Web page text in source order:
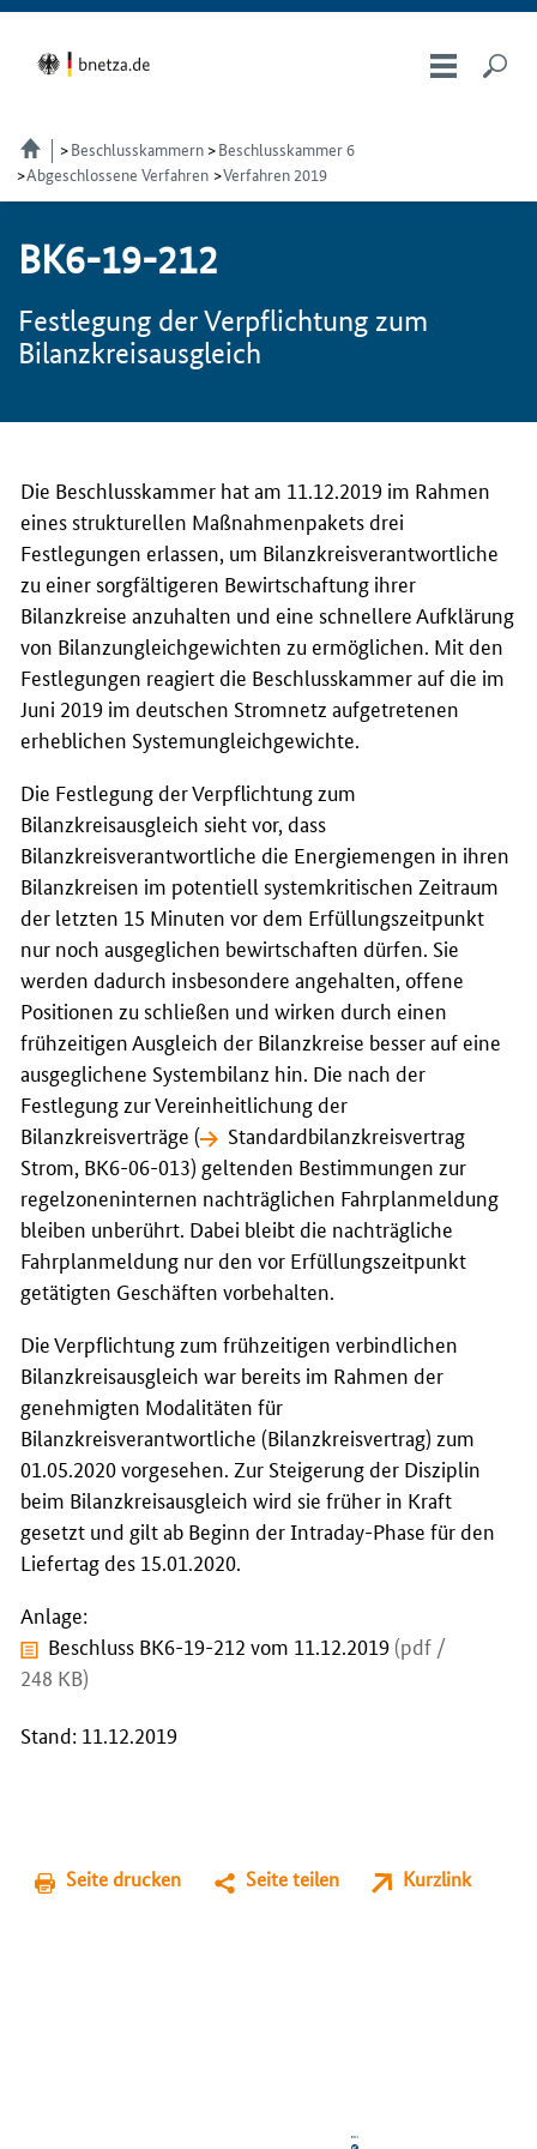
Beschlusskammern
Beschlusskammer 6
Abgeschlossene Verfahren Verfahren 2019
BK6-19-212
Festlegung der Verpflichtung zum
Bilanzkreisausgleich
Die Beschlusskammer hat am 11.12.2019 im Rahmen
eines strukturellen Maßnahmenpakets drei
Festlegungen erlassen, um Bilanzkreisverantwortliche
zu einer sorgfältigeren Bewirtschaftung ihrer
Bilanzkreise anzuhalten und eine schnellere Aufklärung
von Bilanzungleichgewichten zu ermöglichen. Mit den
Festlegungen reagiert die Beschlusskammer auf die im
Juni 2019 im deutschen Stromnetz aufgetretenen
erheblichen Systemungleichgewichte.
Die Festlegung der Verpflichtung zum
Bilanzkreisausgleich sieht vor, dass
Bilanzkreisverantwortliche die Energiemengen in ihren
Bilanzkreisen im potentiell systemkritischen Zeitraum
der letzten 15 Minuten vor dem Erfüllungszeitpunkt
nur noch ausgeglichen bewirtschaften dürfen. Sie
werden dadurch insbesondere angehalten, offene
Positionen zu schließen und wirken durch einen
frühzeitigen Ausgleich der Bilanzkreise besser auf eine
ausgeglichene Systembilanz hin. Die nach der
Festlegung zur Vereinheitlichung der
Bilanzkreisverträge (
Standardbilanzkreisvertrag
Strom, BK6-06-013) geltenden Bestimmungen zur
regelzoneninternen nachträglichen Fahrplanmeldung
bleiben unberührt. Dabei bleibt die nachträgliche
Fahrplanmeldung nur den vor Erfüllungszeitpunkt
getätigten Geschäften vorbehalten.
Die Verpflichtung zum frühzeitigen verbindlichen
Bilanzkreisausgleich war bereits im Rahmen der
genehmigten Modalitäten für
Bilanzkreisverantwortliche (Bilanzkreisvertrag) zum
01.05.2020 vorgesehen. Zur Steigerung der Disziplin
beim Bilanzkreisausgleich wird sie früher in Kraft
gesetzt und gilt ab Beginn der Intraday-Phase für den
Liefertag des 15.01.2020.
Anlage:
Beschluss BK6-19-212 vom 11.12.2019 (pdf /
248 KB)
Stand: 11.12.2019
Seite drucken Seite teilen Kurzlink